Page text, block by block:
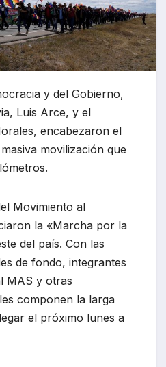
y del Gobierno,
Luis Arce, y el
encabezaron el
movilización que
Movimiento al
la «Marcha por la
del país. Con las
de fondo, integrantes
MAS y otras
componen la larga
el próximo lunes a